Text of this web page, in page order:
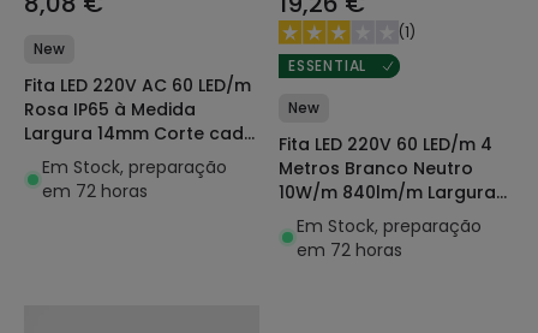
New
Fita LED 220V AC 60 LED/m
Rosa IP65 à Medida
Largura 14mm Corte cada
100cm
Em Stock, preparação
em 72 horas
(1)
ESSENTIAL
New
Fita LED 220V 60 LED/m 4
Metros Branco Neutro
10W/m 840lm/m Largura
14mm Corte 100cm IP65
Em Stock, preparação
em 72 horas